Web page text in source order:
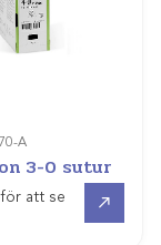
A
3-0 sutur
att se